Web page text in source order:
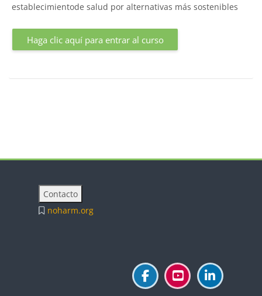
establecimientode salud por alternativas más sostenibles
Haga clic aquí para entrar al curso
Contacto
noharm.org